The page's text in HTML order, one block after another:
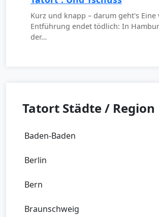
Kurz und knapp – darum geht's Eine
Entführung endet tödlich: In
der…
Tatort Städte / Region
Baden-Baden
Berlin
Bern
Braunschweig